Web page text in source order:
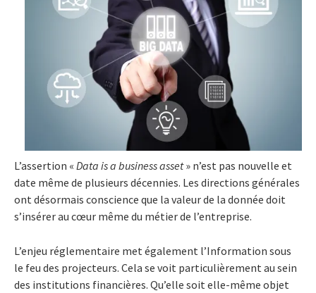
L’assertion « Data is a business asset» n’est pas nouvelle et
date même de plusieurs décennies. Les directions générales
ont désormais conscience que la valeur de la donnée doit
s’insérer au cœur même du métier de l’entreprise.
L’enjeu réglementaire met également l’Information sous
le feu des projecteurs. Cela se voit particulièrement au sein
des institutions financières. Qu’elle soit elle-même objet